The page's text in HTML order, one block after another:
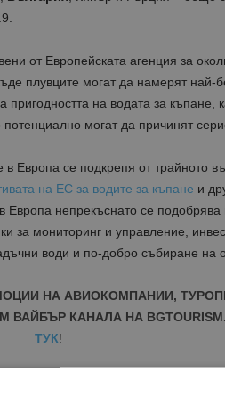
от Европейската агенция за
плувците могат да намерят най-
на водата за къпане,
могат да причинят
Европа се подкрепя от трайното
на ЕС за водите за къпане и
Европа непрекъснато се
за мониторинг и управление,
води и по-добро събиране на
НА АВИОКОМПАНИИ,
КАНАЛА НА
ТУК!